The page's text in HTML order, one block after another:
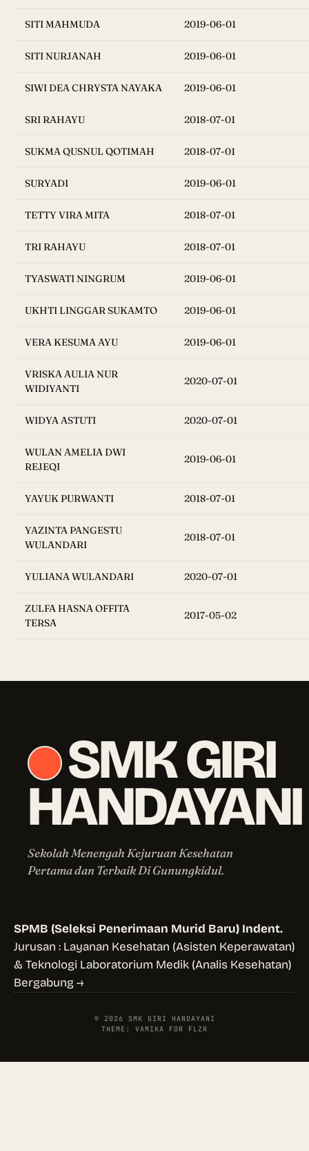
SITI MAHMUDA 2019-06-01
SITI NURJANAH 2019-06-01
SIWI DEA CHRYSTA NAYAKA 2019-06-01
SRI RAHAYU 2018-07-01
SUKMA QUSNUL QOTIMAH 2018-07-01
SURYADI 2019-06-01
TETTY VIRA MITA 2018-07-01
TRI RAHAYU 2018-07-01
TYASWATI NINGRUM 2019-06-01
UKHTI LINGGAR SUKAMTO 2019-06-01
VERA KESUMA AYU 2019-06-01
VRISKA AULIA NUR
WIDIYANTI
2020-07-01
WIDYA ASTUTI 2020-07-01
WULAN AMELIA DWI
REJEQI
2019-06-01
YAYUK PURWANTI 2018-07-01
YAZINTA PANGESTU
WULANDARI
2018-07-01
YULIANA WULANDARI 2020-07-01
ZULFA HASNA OFFITA
TERSA
2017-05-02
SMK GIRI
HANDAYANI
Sekolah Menengah Kejuruan Kesehatan
Pertama dan Terbaik Di Gunungkidul.
SPMB (Seleksi Penerimaan Murid Baru) Indent.
Jurusan : Layanan Kesehatan (Asisten Keperawatan)
& Teknologi Laboratorium Medik (Analis Kesehatan)
Bergabung →
© 2026 SMK GIRI HANDAYANI
THEME: VAMIKA FOR FLZR